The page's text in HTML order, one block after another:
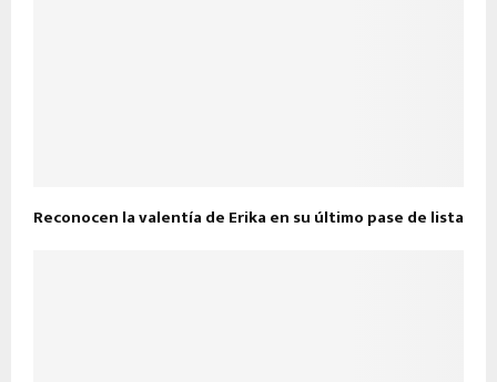
Reconocen la valentía de Erika en su último pase de lista